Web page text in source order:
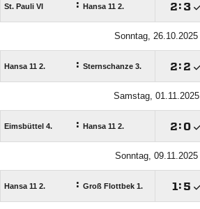
St. Pauli VI : Hansa 11 2. : 
Sonntag, 26.10.2025
Hansa 11 2. : Sternschanze 3. : 
Samstag, 01.11.2025
Eimsbüttel 4. : Hansa 11 2. : 
Sonntag, 09.11.2025
Hansa 11 2. : Groß Flottbek 1.  : 